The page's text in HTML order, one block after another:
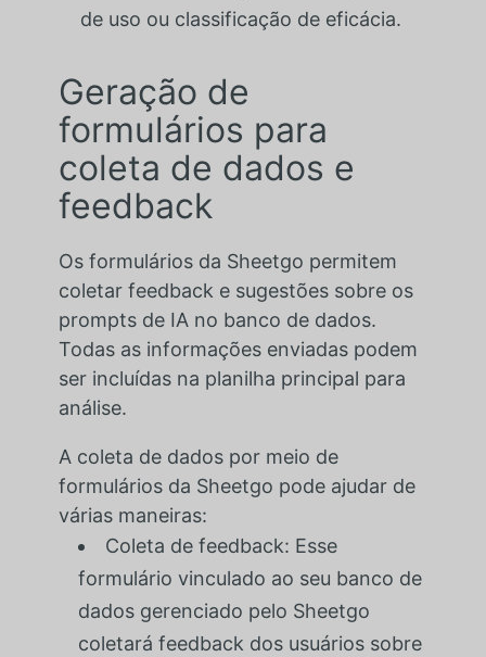
de uso ou classificação de eficácia.
Geração de
formulários para
coleta de dados e
feedback
Os formulários da Sheetgo permitem
coletar feedback e sugestões sobre os
prompts de IA no banco de dados.
Todas as informações enviadas podem
ser incluídas na planilha principal para
análise.
A coleta de dados por meio de
formulários da Sheetgo pode ajudar de
várias maneiras:
Coleta de feedback: Esse
formulário vinculado ao seu banco de
dados gerenciado pelo Sheetgo
coletará feedback dos usuários sobre